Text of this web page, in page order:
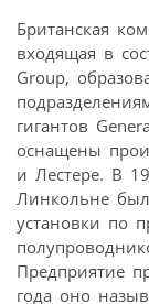
Британская
входящая в
Group,
гигантов
оснащены
и Лестере. В
Линкольне
установки по
Предприятие
года оно